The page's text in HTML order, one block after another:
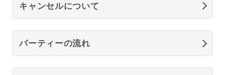
キャンセルについて
パーティーの流れ